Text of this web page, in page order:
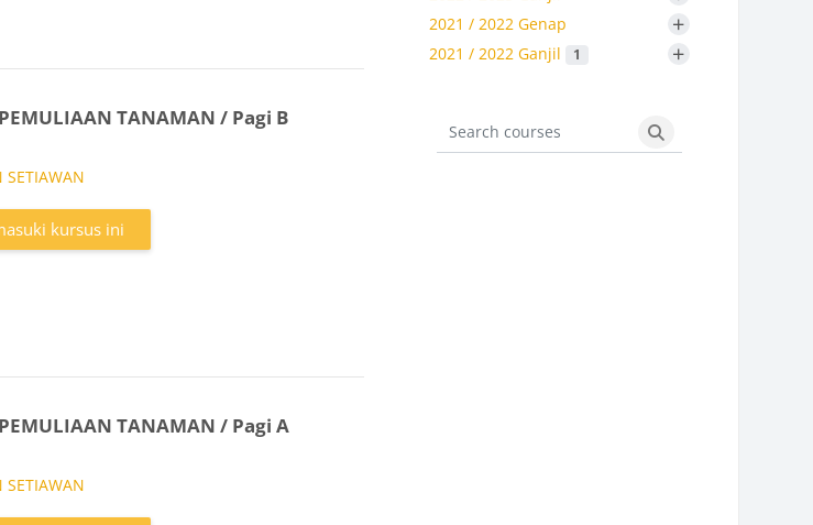
TANAMAN / Pagi B
SETIAWAN
kursus ini
TANAMAN / Pagi A
SETIAWAN
2021 / 2022 Genap +
2021 / 2022 Ganjil 1 +
Search courses
Search courses